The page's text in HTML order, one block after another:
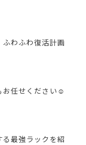
わふわ復活計画
お任せください☺
最強ラックを紹